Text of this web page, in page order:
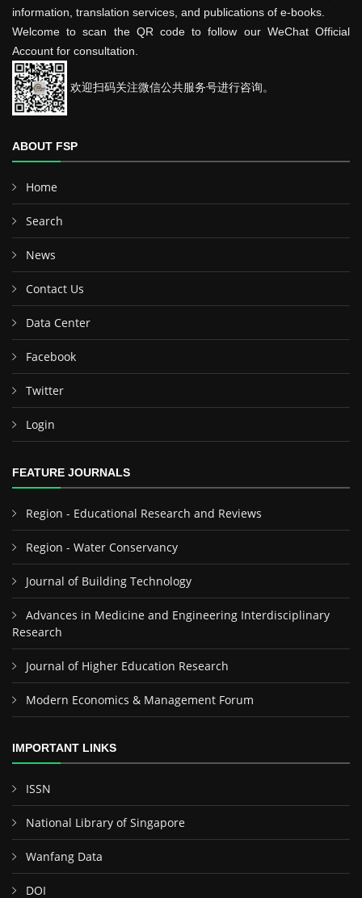
information, translation services, and publications of e-books.
Welcome to scan the QR code to follow our WeChat Official
Account for consultation.
欢迎扫码关注微信公共服务号进行咨询。
ABOUT FSP
Home
Search
News
Contact Us
Data Center
Facebook
Twitter
Login
FEATURE JOURNALS
Region - Educational Research and Reviews
Region - Water Conservancy
Journal of Building Technology
Advances in Medicine and Engineering Interdisciplinary
Research
Journal of Higher Education Research
Modern Economics & Management Forum
IMPORTANT LINKS
ISSN
National Library of Singapore
Wanfang Data
DOI